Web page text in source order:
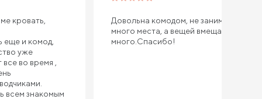
кровать,
еще и комод,
уже
во время ,
всем знакомым
Довольна комодом, не занимает
много места, а вещей вмещает в себя
много.Спасибо!